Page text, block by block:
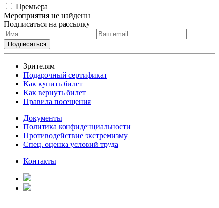
Премьера
Мероприятия не найдены
Подписаться на рассылку
Зрителям
Подарочный сертификат
Как купить билет
Как вернуть билет
Правила посещения
Документы
Политика конфиденциальности
Противодействие экстремизму
Спец. оценка условий труда
Контакты